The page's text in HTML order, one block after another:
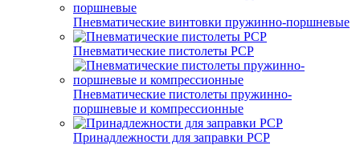
Пневматические винтовки пружинно-поршневые
Пневматические пистолеты PCP
Пневматические пистолеты пружинно-
поршневые и компрессионные
Принадлежности для заправки PCP